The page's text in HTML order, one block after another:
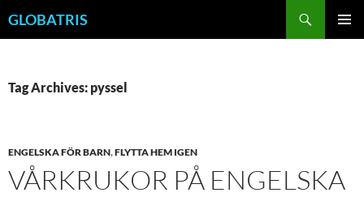
toGLOBATRIS
Tag Archives: pyssel
ENGELSKA FÖR BARN,FLYTTA HEM IGEN
VÅRKRUKOR PÅ ENGELSKA